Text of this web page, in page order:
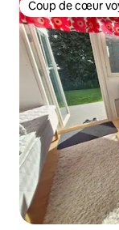
Coup de cœur
Coup de cœur